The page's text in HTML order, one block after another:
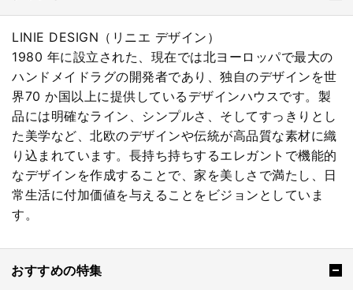
LINIE DESIGN（リニエ デザイン）
1980 年に設立された、現在では北ヨーロッパで最大の
ハンドメイドラグの開発者であり、独自のデザインを世
界70 か国以上に提供しているデザインハウスです。製
品には明確なライン、シンプルさ、そしてすっきりとし
た美学など、北欧のデザインや伝統が高品質な素材に織
り込まれています。長持ち持ちするエレガントで機能的
なデザインを作成することで、家を美しさで満たし、日
常生活に付加価値を与えることをビジョンとしていま
す。
おすすめの特集